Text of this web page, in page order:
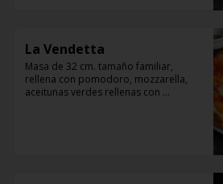
La Vendetta
Masa de 32 cm. tamaño familiar,
rellena con pomodoro, mozzarella,
aceitunas verdes rellenas con